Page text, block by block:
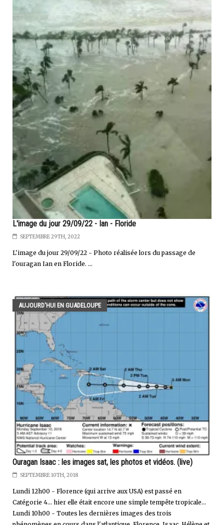
L'image du jour 29/09/22 - Ian - Floride
SEPTEMBRE 29TH, 2022
L'image du jour 29/09/22 - Photo réalisée lors du passage de
l'ouragan Ian en Floride. ...
AUJOURD'HUI EN GUADELOUPE
Ouragan Isaac : les images sat, les photos et vidéos. (live)
SEPTEMBRE 10TH, 2018
Lundi 12h00 - Florence (qui arrive aux USA) est passé en
Catégorie 4... hier elle était encore une simple tempête tropicale...
Lundi 10h00 - Toutes les dernières images des trois